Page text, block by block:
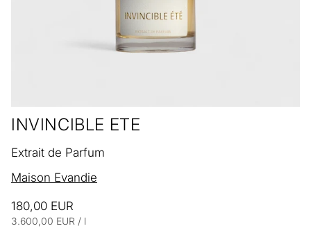
INVINCIBLE ETE
Extrait de Parfum
Maison Evandie
180,00 EUR
Einheitspreis
3.600,00 EUR /pro
l